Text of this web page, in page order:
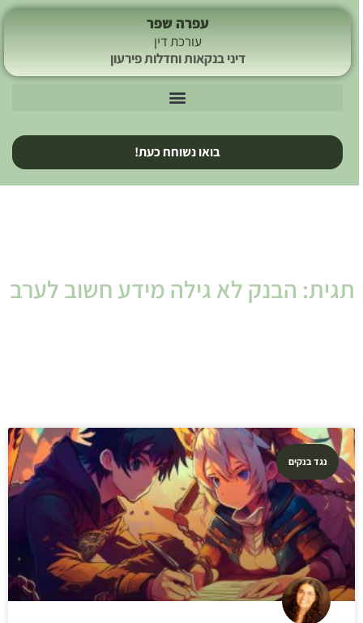
עפרה שפר
עורכת דין
דיני בנקאות וחדלות פירעון
בואו נשוחח כעת!
תגית: הבנק לא גילה מידע חשוב לערב
נגד בנקים